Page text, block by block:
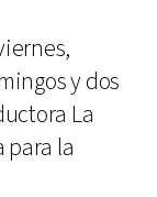
y dos
La
para la